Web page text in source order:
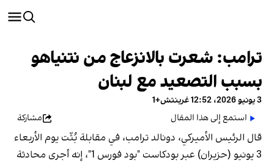
ترامب: شعرت بالانزعاج من نتنياهو
بسبب التصعيد مع لبنان
3 يونيو 2026، 12:52 غرينتش+1
استمع إلى هذا المقال
مشاركة
قال الرئيس الأميركي، دونالد ترامب، في مقابلة بُثّت يوم الأربعاء
3 يونيو (حزيران) عبر بودكاست "بود فورس 1"، إنه أجرى محادثة